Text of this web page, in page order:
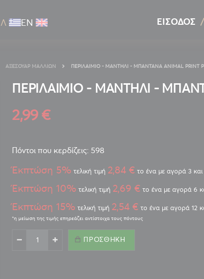
ΕΝ ΕΊΣΟΔΟΣ
ΑΞΕΣΟΥΆΡ ΜΑΛΛΙΏΝ ΠΕΡΙΛΑΙΜΙΟ - ΜΑΝΤΗΛΙ - ΜΠΑΝΤΑΝΑ ANIMAL PRINT
ΠΕΡΙΛΑΙΜΙΟ - ΜΑΝΤΗΛΙ -
2,99 €
Πόντοι που κερδίζεις: 598
Έκπτώση 5% τελική τιμή 2,84 € το ένα με αγορά 3
Έκπτώση 10% τελική τιμή 2,69 € το ένα με αγορά 6
Έκπτώση 15% τελική τιμή 2,54 € το ένα με αγορά 12
ΠΡΟΣΘΉΚΗ